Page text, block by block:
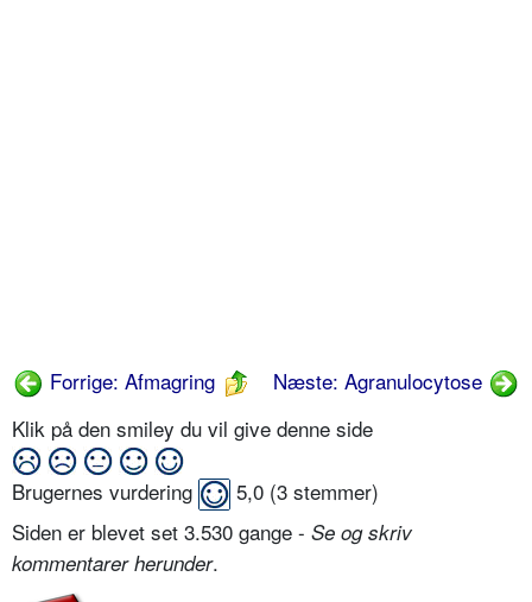
Forrige: Afmagring
Næste: Agranulocytose
Klik på den smiley du vil give denne side
Brugernes vurdering 5,0 (3 stemmer)
Siden er blevet set 3.530 gange - Se og skriv
kommentarer herunder.